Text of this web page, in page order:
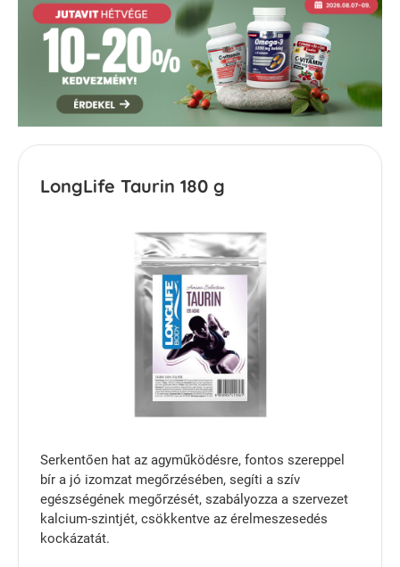
LongLife Taurin 180 g
Serkentően hat az agyműködésre, fontos szereppel
bír a jó izomzat megőrzésében, segíti a szív
egészségének megőrzését, szabályozza a szervezet
kalcium-szintjét, csökkentve az érelmeszesedés
kockázatát.